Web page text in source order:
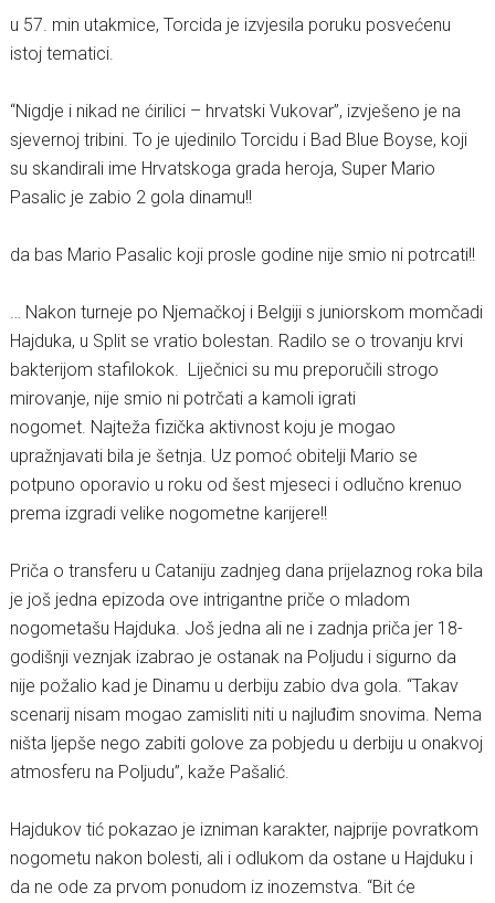
u 57. min utakmice, Torcida je izvjesila poruku posvećenu
istoj tematici.
“Nigdje i nikad ne ćirilici – hrvatski Vukovar”, izvješeno je na
sjevernoj tribini. To je ujedinilo Torcidu i Bad Blue Boyse, koji
su skandirali ime Hrvatskoga grada heroja, Super Mario
Pasalic je zabio 2 gola dinamu!!
da bas Mario Pasalic koji prosle godine nije smio ni potrcati!!
… Nakon turneje po Njemačkoj i Belgiji s juniorskom momčadi
Hajduka, u Split se vratio bolestan. Radilo se o trovanju krvi
bakterijom stafilokok. Liječnici su mu preporučili strogo
mirovanje, nije smio ni potrčati a kamoli igrati
nogomet. Najteža fizička aktivnost koju je mogao
upražnjavati bila je šetnja. Uz pomoć obitelji Mario se
potpuno oporavio u roku od šest mjeseci i odlučno krenuo
prema izgradi velike nogometne karijere!!
Priča o transferu u Cataniju zadnjeg dana prijelaznog roka bila
je još jedna epizoda ove intrigantne priče o mladom
nogometašu Hajduka. Još jedna ali ne i zadnja priča jer 18-
godišnji veznjak izabrao je ostanak na Poljudu i sigurno da
nije požalio kad je Dinamu u derbiju zabio dva gola. “Takav
scenarij nisam mogao zamisliti niti u najluđim snovima. Nema
ništa ljepše nego zabiti golove za pobjedu u derbiju u onakvoj
atmosferu na Poljudu”, kaže Pašalić.
Hajdukov tić pokazao je izniman karakter, najprije povratkom
nogometu nakon bolesti, ali i odlukom da ostane u Hajduku i
da ne ode za prvom ponudom iz inozemstva. “Bit će